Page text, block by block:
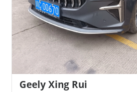
Geely Xing Rui